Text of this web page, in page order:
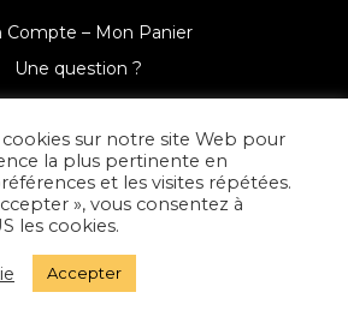
Compte – Mon Panier
Une question ?
© Mahuna Poésie
Presse
sur notre site Web pour
la plus pertinente en
et les visites répétées.
», vous consentez à
les cookies.
Accepter